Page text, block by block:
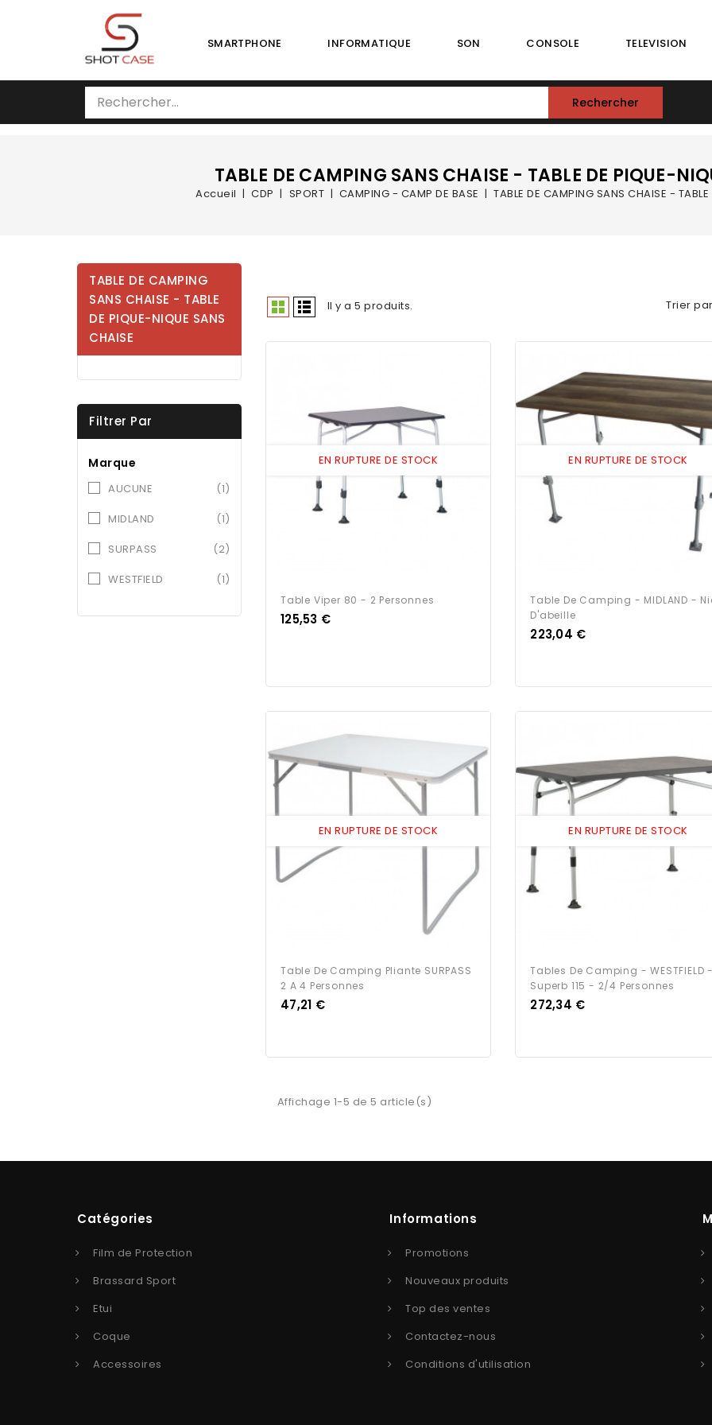
SMARTPHONE INFORMATIQUE SON CONSOLE TELEVISION
Rechercher
TABLE DE CAMPING SANS CHAISE - TABLE DE PIQUE-
Accueil CDP SPORT CAMPING - CAMP DE BASE TABLE DE CAMPING SANS CHAISE -
TABLE DE CAMPING
SANS CHAISE - TABLE
DE PIQUE-NIQUE SANS
CHAISE
Filtrer Par
Marque
AUCUNE
(1)
MIDLAND
(1)
SURPASS
(2)
WESTFIELD
(1)
Il y a 5 produits. Trier
EN RUPTURE DE STOCK
Table Viper 80 - 2 Personnes
Prix
125,53 €
EN RUPTURE DE STOCK
Table De Camping - MIDLAND -
D'abeille
Prix
223,04 €
EN RUPTURE DE STOCK
Table De Camping Pliante SURPASS
2 A 4 Personnes
Prix
47,21 €
EN RUPTURE DE STOCK
Tables De Camping - WESTFIELD
Superb 115 - 2/4 Personnes
Prix
272,34 €
Affichage 1-5 de 5 article(s)
Catégories
Film de Protection
Brassard Sport
Etui
Coque
Accessoires
Informations
Promotions
Nouveaux produits
Top des ventes
Contactez-nous
Conditions d'utilisation